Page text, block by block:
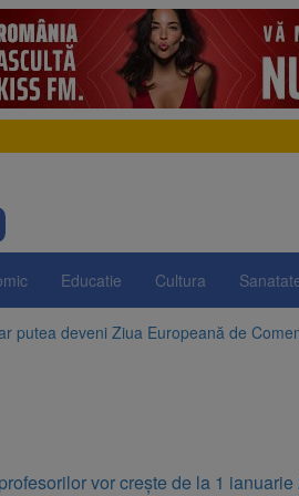
Educatie Cultura
putea deveni Ziua Europeană de
la apelul pentru reducerea
Română pentru Iluminat cere reducerea
vor crește de la 1 ianuarie